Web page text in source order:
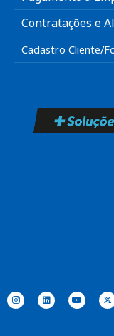
Contratações e
Cadastro Cliente/